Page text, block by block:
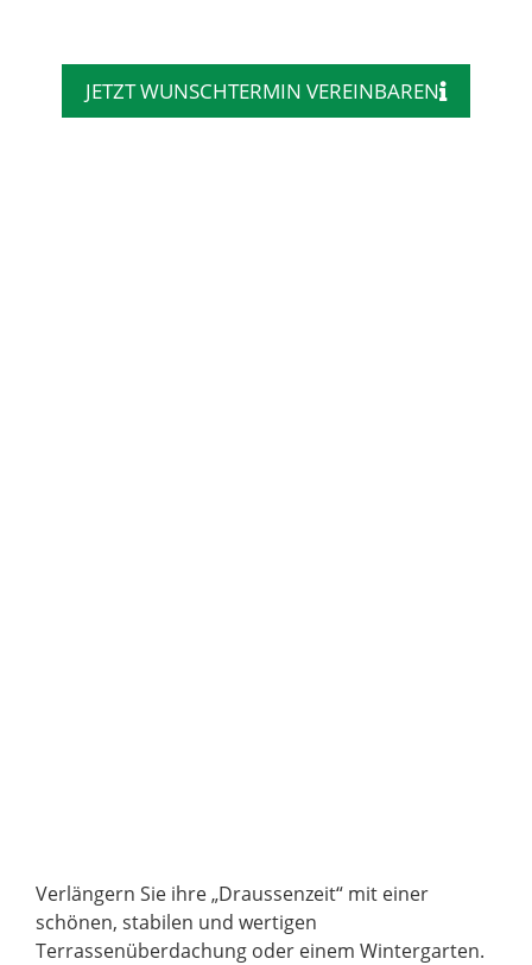
JETZT WUNSCHTERMIN VEREINBAREN
Verlängern Sie ihre „Draussenzeit“ mit einer
schönen, stabilen und wertigen
Terrassenüberdachung oder einem Wintergarten.